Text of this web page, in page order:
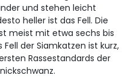
und stehen leicht
heller ist das Fell. Die
meist mit etwa sechs bis
der Siamkatzen ist kurz,
Rassestandards der